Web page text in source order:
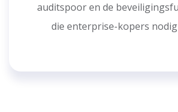
auditspoor en de
die enterprise-kopers